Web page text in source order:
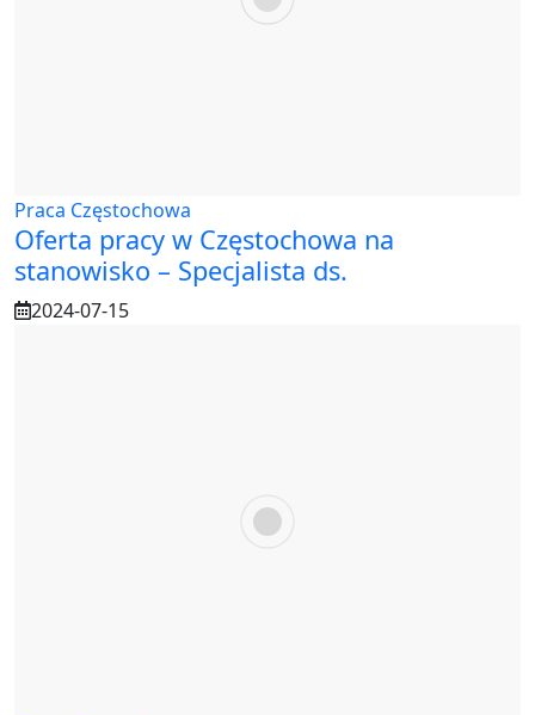
Praca Częstochowa
Oferta pracy w Częstochowa na
stanowisko – Specjalista ds.
2024-07-15